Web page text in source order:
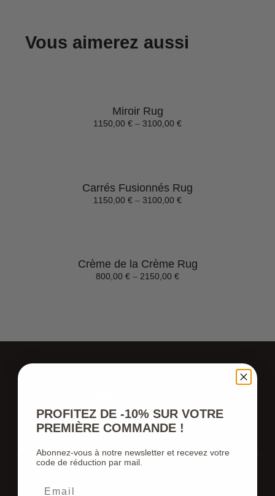
Vous aimerez aussi
Miroir Rug
1150,00 € – 3100,00 €
Carrés Fusionnés Rug
1150,00 € – 3100,00 €
Crème de la Crème Rug
800,00 € – 2150,00 €
Tapis fait laine de mouton 100%
naturelle prélevée aux ciseaux..
PROFITEZ DE -10% SUR VOTRE
PREMIÈRE COMMANDE !
Abonnez-vous à notre newsletter et recevez votre
code de réduction par mail.